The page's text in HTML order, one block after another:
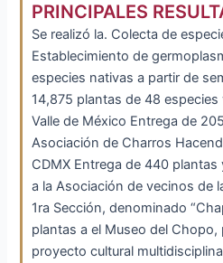
PRINCIPALES
Se realizó la. Colecta de
Establecimiento de
especies nativas a partir de
14,875 plantas de 48
Valle de México Entrega de
Asociación de Charros
CDMX Entrega de 440
a la Asociación de vecinos de
1ra Sección, denominado
plantas a el Museo del Chopo,
proyecto cultural